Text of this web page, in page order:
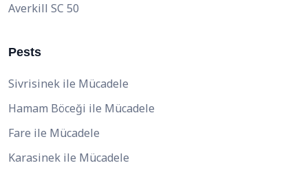
Averkill SC 50
Pests
Sivrisinek ile Mücadele
Hamam Böceği ile Mücadele
Fare ile Mücadele
Karasinek ile Mücadele